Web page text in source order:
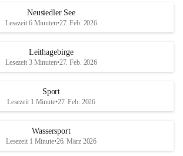
wirtschaftlichen
Bekämpfung
EU Nr. 18
r
S
Neusiedler See
Lesezeit 6 Minuten•27. Feb. 2026
Leithagebirge
Lesezeit 3 Minuten•27. Feb. 2026
Sport
Lesezeit 1 Minute•27. Feb. 2026
Wassersport
Lesezeit 1 Minute•26. März 2026